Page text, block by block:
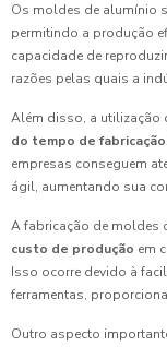
Os moldes de alumínio
permitindo a produção
capacidade de
razões pelas quais a
Além disso, a utilização
do tempo de fabricação
empresas conseguem
ágil, aumentando sua
A fabricação de moldes
custo de produção em
Isso ocorre devido à
ferramentas,
Outro aspecto